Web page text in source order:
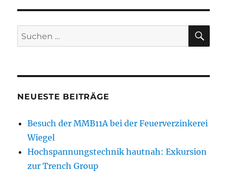
Suchen
nach:
NEUESTE BEITRÄGE
Besuch der MMB11A bei der Feuerverzinkerei
Wiegel
Hochspannungstechnik hautnah: Exkursion
zur Trench Group